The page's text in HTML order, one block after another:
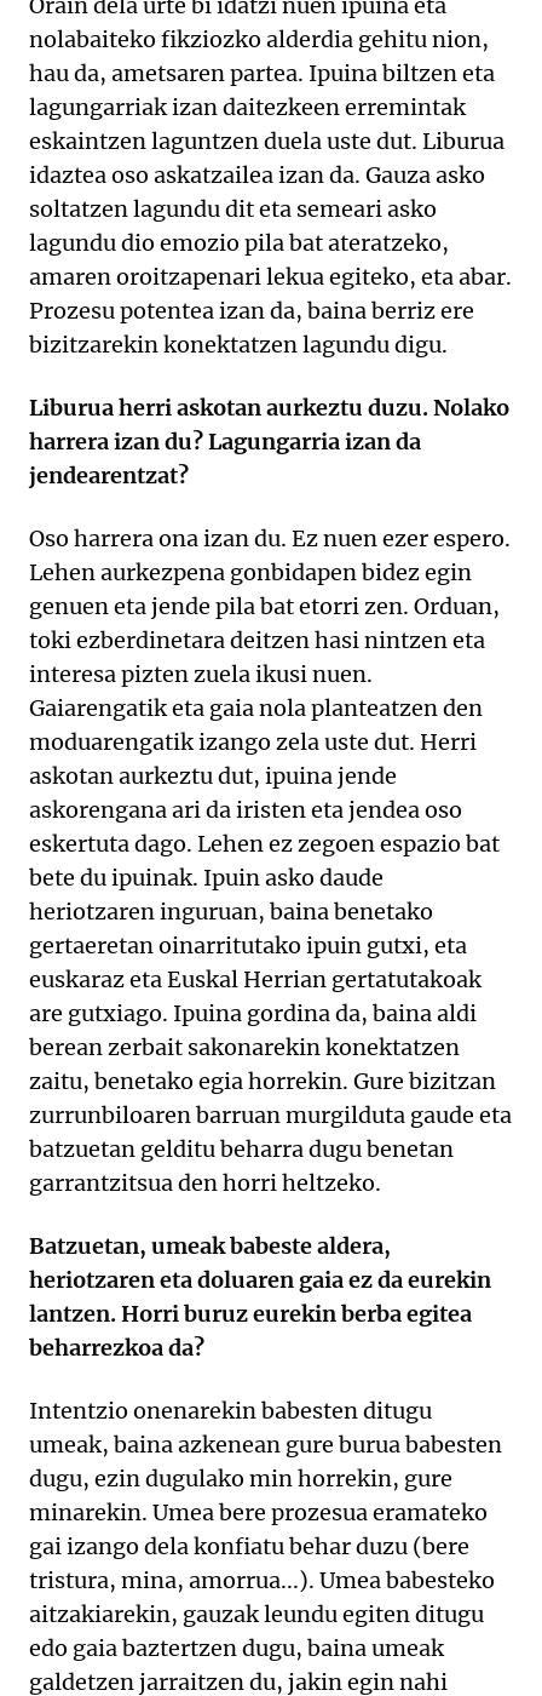
Orain dela urte bi idatzi nuen ipuina eta
nolabaiteko fikziozko alderdia gehitu nion,
hau da, ametsaren partea. Ipuina biltzen eta
lagungarriak izan daitezkeen erremintak
eskaintzen laguntzen duela uste dut. Liburua
idaztea oso askatzailea izan da. Gauza asko
soltatzen lagundu dit eta semeari asko
lagundu dio emozio pila bat ateratzeko,
amaren oroitzapenari lekua egiteko, eta abar.
Prozesu potentea izan da, baina berriz ere
bizitzarekin konektatzen lagundu digu.
Liburua herri askotan aurkeztu duzu. Nolako
harrera izan du? Lagungarria izan da
jendearentzat?
Oso harrera ona izan du. Ez nuen ezer espero.
Lehen aurkezpena gonbidapen bidez egin
genuen eta jende pila bat etorri zen. Orduan,
toki ezberdinetara deitzen hasi nintzen eta
interesa pizten zuela ikusi nuen.
Gaiarengatik eta gaia nola planteatzen den
moduarengatik izango zela uste dut. Herri
askotan aurkeztu dut, ipuina jende
askorengana ari da iristen eta jendea oso
eskertuta dago. Lehen ez zegoen espazio bat
bete du ipuinak. Ipuin asko daude
heriotzaren inguruan, baina benetako
gertaeretan oinarritutako ipuin gutxi, eta
euskaraz eta Euskal Herrian gertatutakoak
are gutxiago. Ipuina gordina da, baina aldi
berean zerbait sakonarekin konektatzen
zaitu, benetako egia horrekin. Gure bizitzan
zurrunbiloaren barruan murgilduta gaude eta
batzuetan gelditu beharra dugu benetan
garrantzitsua den horri heltzeko.
Batzuetan, umeak babeste aldera,
heriotzaren eta doluaren gaia ez da eurekin
lantzen. Horri buruz eurekin berba egitea
beharrezkoa da?
Intentzio onenarekin babesten ditugu
umeak, baina azkenean gure burua babesten
dugu, ezin dugulako min horrekin, gure
minarekin. Umea bere prozesua eramateko
gai izango dela konfiatu behar duzu (bere
tristura, mina, amorrua...). Umea babesteko
aitzakiarekin, gauzak leundu egiten ditugu
edo gaia baztertzen dugu, baina umeak
galdetzen jarraitzen du, jakin egin nahi